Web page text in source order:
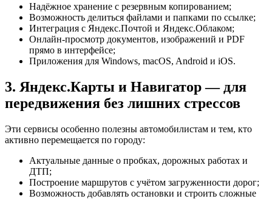
Надёжное хранение с резервным копированием;
Возможность делиться файлами и папками по ссылке;
Интеграция с Яндекс.Почтой и Яндекс.Облаком;
Онлайн-просмотр документов, изображений и PDF
прямо в интерфейсе;
Приложения для Windows, macOS, Android и iOS.
3. Яндекс.Карты и Навигатор — для
передвижения без лишних стрессов
Эти сервисы особенно полезны автомобилистам и тем, кто
активно перемещается по городу:
Актуальные данные о пробках, дорожных работах и
ДТП;
Построение маршрутов с учётом загруженности дорог;
Возможность добавлять остановки и строить сложные